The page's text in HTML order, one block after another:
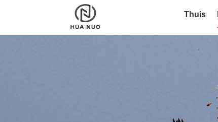
Thuis